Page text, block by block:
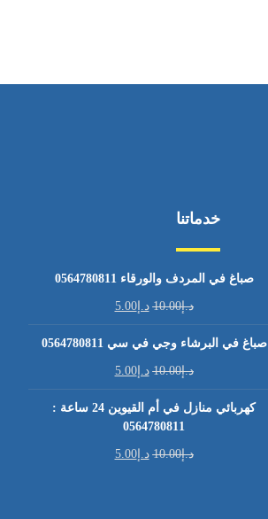
خدماتنا
صباغ في المردف والورقاء 0564780811
د.إ10.00 د.إ5.00
صباغ في البرشاء وجي في سي 0564780811
د.إ10.00 د.إ5.00
كهربائي منازل في أم القيوين 24 ساعة :
0564780811
د.إ10.00 د.إ5.00